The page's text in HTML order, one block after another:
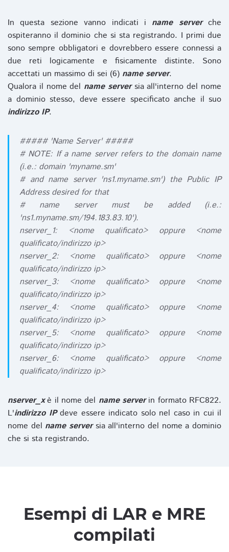
In questa sezione vanno indicati i name serverche
ospiteranno il dominio che si sta registrando. I primi due
sono sempre obbligatori e dovrebbero essere connessi a
due reti logicamente e fisicamente distinte. Sono
accettati un massimo di sei (6) name server.
Qualora il nome del name serversia all'interno del nome
a dominio stesso, deve essere specificato anche il suo
indirizzo IP.
##### 'Name Server' #####
# NOTE: If a name server refers to the domain name
(i.e.: domain 'myname.sm'
# and name server 'ns1.myname.sm') the Public IP
Address desired for that
# name server must be added (i.e.:
'ns1.myname.sm/194.183.83.10').
nserver_1: <nome qualificato> oppure <nome
qualificato/indirizzo ip>
nserver_2: <nome qualificato> oppure <nome
qualificato/indirizzo ip>
nserver_3: <nome qualificato> oppure <nome
qualificato/indirizzo ip>
nserver_4: <nome qualificato> oppure <nome
qualificato/indirizzo ip>
nserver_5: <nome qualificato> oppure <nome
qualificato/indirizzo ip>
nserver_6: <nome qualificato> oppure <nome
qualificato/indirizzo ip>
nserver_xè il nome del name serverin formato RFC822.
L'indirizzo IPdeve essere indicato solo nel caso in cui il
nome del name serversia all'interno del nome a dominio
che si sta registrando.
Esempi di LAR e MRE
compilati